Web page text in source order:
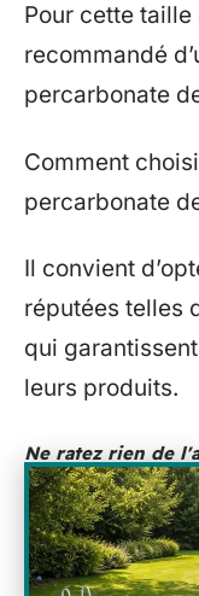
Pour cette
recommandé
percarbonate
Comment
percarbonate
Il convient
réputées telles
qui
leurs produits.
Ne ratez rien de